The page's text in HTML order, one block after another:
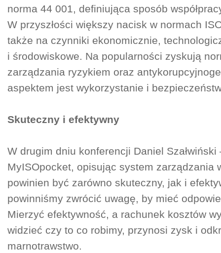
norma 44 001, definiująca sposób
W przyszłości większy nacisk w normach
także na czynniki ekonomicznie,
i środowiskowe. Na popularności zyskują
zarządzania ryzykiem oraz
aspektem jest wykorzystanie i
Skuteczny i efektywny
W drugim dniu konferencji Daniel Szałwiński
MyISOpocket, opisując system zarządzania
powinien być zarówno skuteczny, jak i
powinniśmy zwrócić uwagę, by mieć
Mierzyć efektywność, a rachunek kosztów
widzieć czy to co robimy, przynosi zysk i
marnotrawstwo.